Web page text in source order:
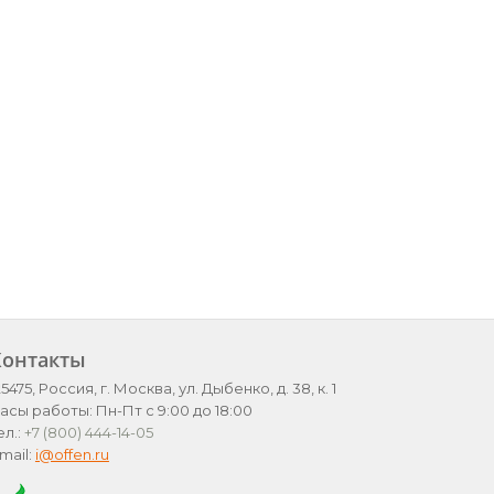
Россия, г. Москва, ул. Дыбенко, д. 38, к. 1
работы: Пн-Пт с 9:00 до 18:00
+7 (800) 444-14-05
i@offen.ru